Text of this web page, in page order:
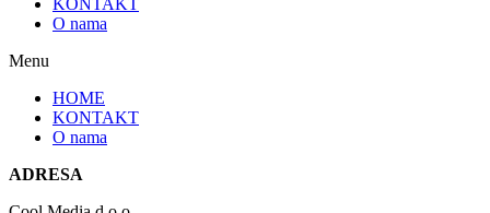
O nama
Menu
HOME
KONTAKT
O nama
ADRESA